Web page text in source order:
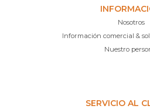
Nosotros
Información comercial &
Nuestro
SERVICIO AL